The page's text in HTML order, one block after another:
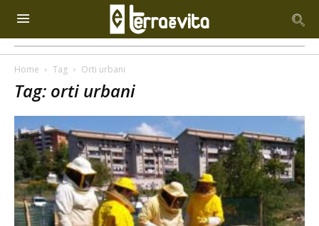
Home Tag Orti urbani
Tag: orti urbani